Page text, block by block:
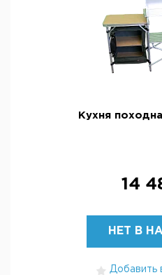
Кухня
14
НЕТ В
Добавить